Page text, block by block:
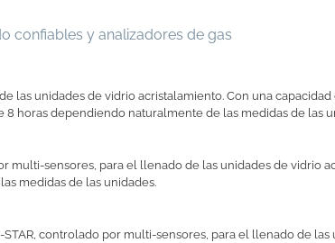
confiables y analizadores de gas
las unidades de vidrio acristalamiento. Con una capacidad
8 horas dependiendo naturalmente de las medidas de las
multi-sensores, para el llenado de las unidades de vidrio
medidas de las unidades.
controlado por multi-sensores, para el llenado de